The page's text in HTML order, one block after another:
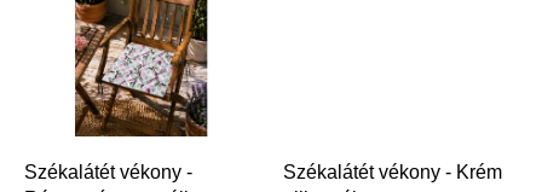
Székalátét vékony -
Székalátét vékony - Krém